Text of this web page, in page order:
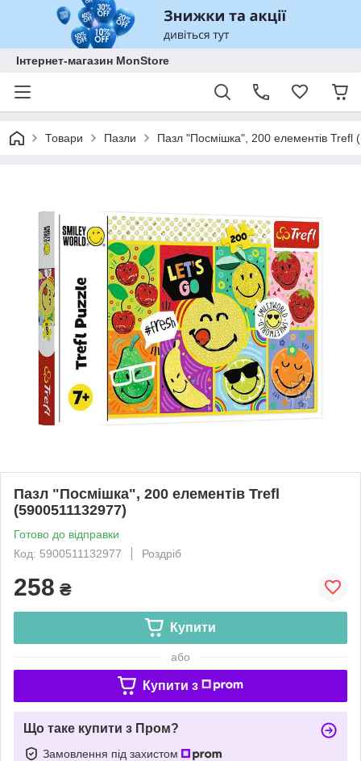
Інтернет-магазин MonStore
Товари Пазли Пазл "Посмішка", 200 елементів Trefl
Пазл "Посмішка", 200 елементів Trefl
(5900511132977)
Готово до відправки
Код: 5900511132977
Роздріб
258 ₴
Купити
або
Купити з
Що таке купити з Пром?
Замовлення під захистом